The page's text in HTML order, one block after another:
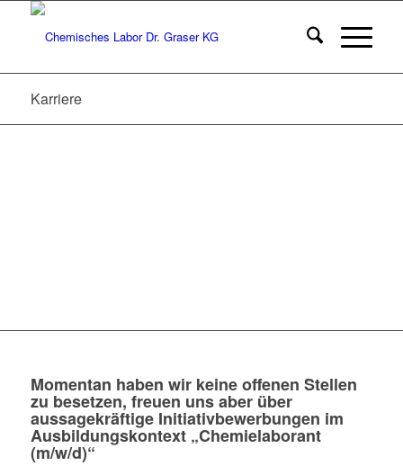
Karriere
Momentan haben wir keine offenen Stellen
zu besetzen, freuen uns aber über
aussagekräftige Initiativbewerbungen im
Ausbildungskontext „Chemielaborant
(m/w/d)“